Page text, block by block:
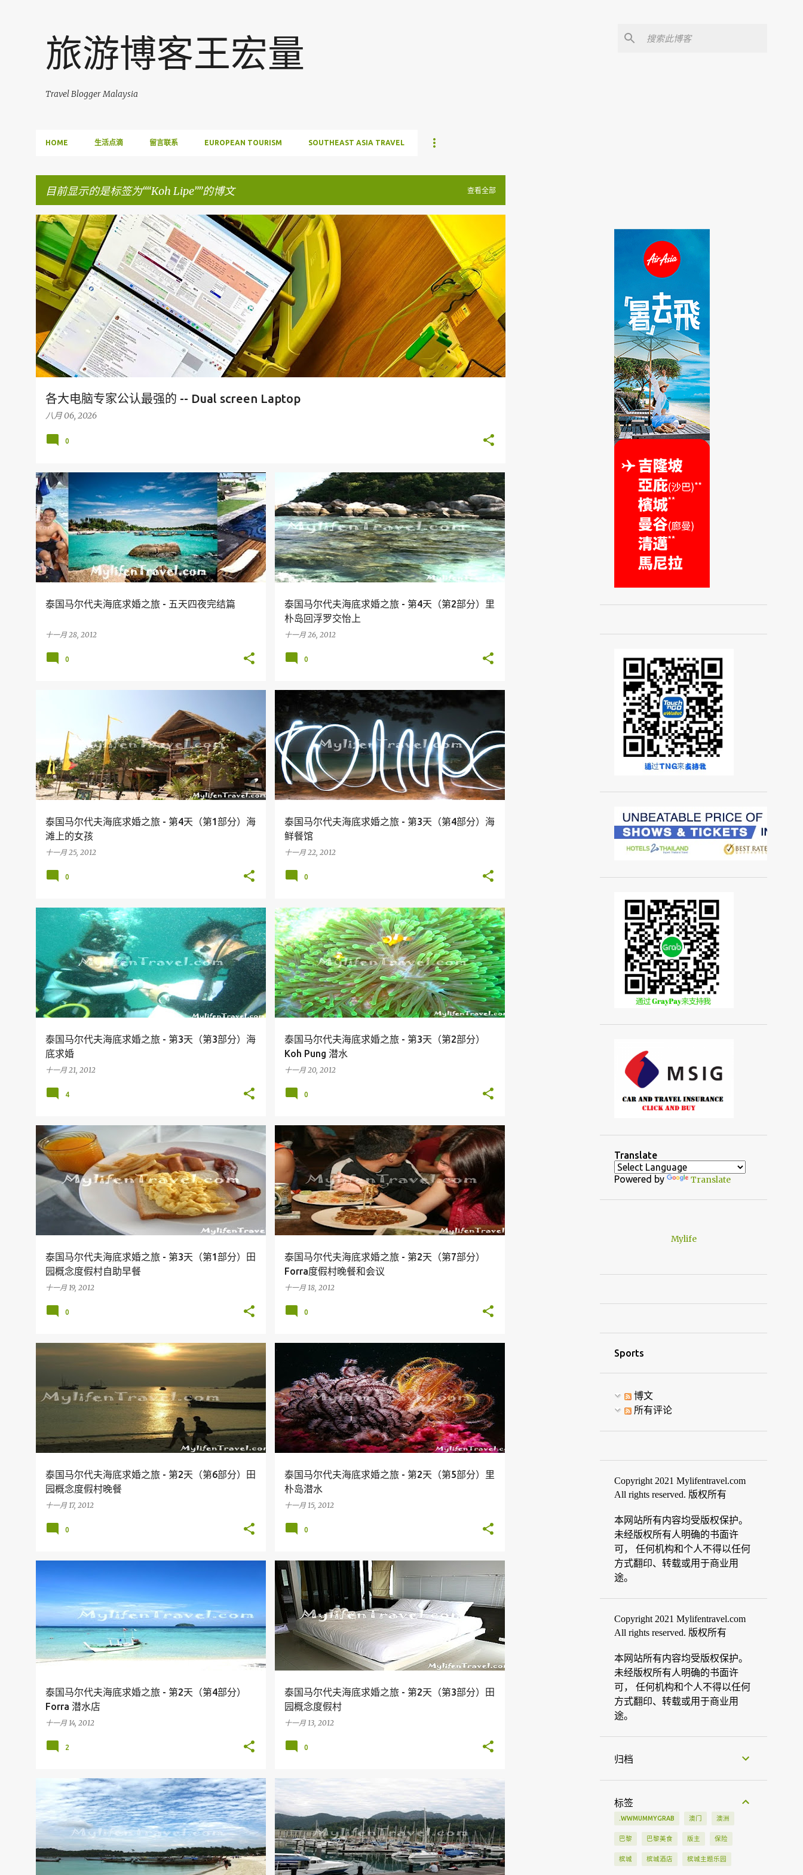
旅游博客王宏量
Travel Blogger Malaysia
HOME 生活点滴 留言联系 EUROPEAN TOURISM SOUTHEAST ASIA TRAVEL
目前显示的是标签为“ Koh Lipe ”的博文 查看全部
博
文
各大电脑专家公认最强的 -- Dual screen Laptop
八月 06, 2026
FACEBOOK POST
0
泰国马尔代夫海底求婚之旅 - 五天四夜完结篇
十一月 28, 2012
假期 马来西亚旅游胜地 美食 KEDAH
KOH LIPE +
THAILAND
0
泰国马尔代夫海底求婚之旅 - 第4天（第2部分）里
朴岛回浮罗交怡上
十一月 26, 2012
假期 旅行 马来西亚旅游胜地 KOH LIPE
LANGKAWI MALAYSIA +
THAILAND
0
泰国马尔代夫海底求婚之旅 - 第4天（第1部分）海
滩上的女孩
十一月 25, 2012
THAILAND
0
泰国马尔代夫海底求婚之旅 - 第3天（第4部分）海
鲜餐馆
十一月 22, 2012
假期 旅行 美食 KOH LIPE THAILAND
0
泰国马尔代夫海底求婚之旅 - 第3天（第3部分）海
底求婚
十一月 21, 2012
假期 旅行 DIVING KOH LIPE THAILAND
4
泰国马尔代夫海底求婚之旅 - 第3天（第2部分）
Koh Pung 潜水
十一月 20, 2012
假期 旅行 DIVING KOH LIPE THAILAND
0
泰国马尔代夫海底求婚之旅 - 第3天（第1部分）田
园概念度假村自助早餐
十一月 19, 2012
假期 旅行 THAILAND
0
泰国马尔代夫海底求婚之旅 - 第2天（第7部分）
Forra度假村晚餐和会议
十一月 18, 2012
假期 旅行 美食 KOH LIPE THAILAND
0
泰国马尔代夫海底求婚之旅 - 第2天（第6部分）田
园概念度假村晚餐
十一月 17, 2012
KOH LIPE THAILAND
0
泰国马尔代夫海底求婚之旅 - 第2天（第5部分）里
朴岛潜水
十一月 15, 2012
旅行 DIVING KOH LIPE THAILAND
0
泰国马尔代夫海底求婚之旅 - 第2天（第4部分）
Forra 潜水店
十一月 14, 2012
2
泰国马尔代夫海底求婚之旅 - 第2天（第3部分）田
园概念度假村
十一月 13, 2012
假期 KOH LIPE THAILAND
0
假期 旅行 KOH LIPE THAILAND
LANGKAWI +
THAILAND
Translate
Powered by Translate
Mylife
Sports
博文
所有评论
Copyright 2021 Mylifentravel.com
All rights reserved. 版权所有
本网站所有内容均受版权保护。
未经版权所有人明确的书面许
可， 任何机构和个人不得以任何
方式翻印、转载或用于商业用
途。
Copyright 2021 Mylifentravel.com
All rights reserved. 版权所有
本网站所有内容均受版权保护。
未经版权所有人明确的书面许
可， 任何机构和个人不得以任何
方式翻印、转载或用于商业用
途。
归档
标签
.WWMUMMYGRAB 澳门 澳洲
巴黎 巴黎美食 版主 保险
槟城 槟城酒店 槟城主题乐园